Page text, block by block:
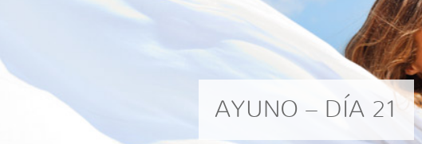
AYUNO – DÍA 21